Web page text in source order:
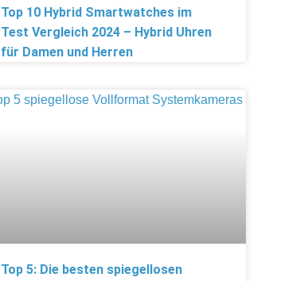
Top 10 Hybrid Smartwatches im
Test Vergleich 2024 – Hybrid Uhren
für Damen und Herren
Top 5: Die besten spiegellosen